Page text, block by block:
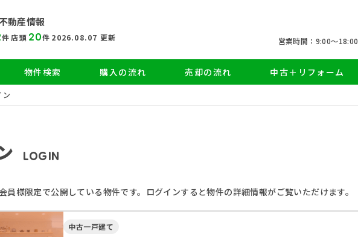
動産情報
件 店頭 20件 2026.08.07 更新 営業時間：9:00〜18:00
物件検索 購入の流れ 売却の流れ 中古＋リフォーム
ン
LOGIN
員様限定で公開している物件です。ログインすると物件の詳細情報がご覧いただけます。
中古一戸建て